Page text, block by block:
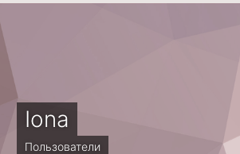
Iona
Пользователи